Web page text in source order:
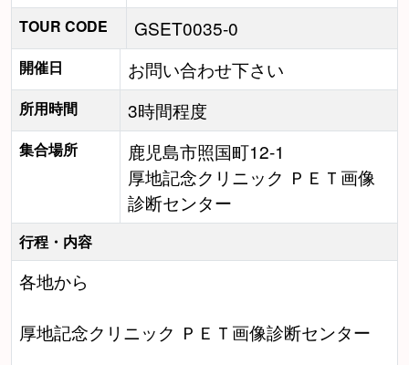
TOUR CODE GSET0035-0
開催日 お問い合わせ下さい
所用時間 3時間程度
集合場所
鹿児島市照国町12-1
厚地記念クリニック ＰＥＴ画像
診断センター
行程・内容
各地から
厚地記念クリニック ＰＥＴ画像診断センター